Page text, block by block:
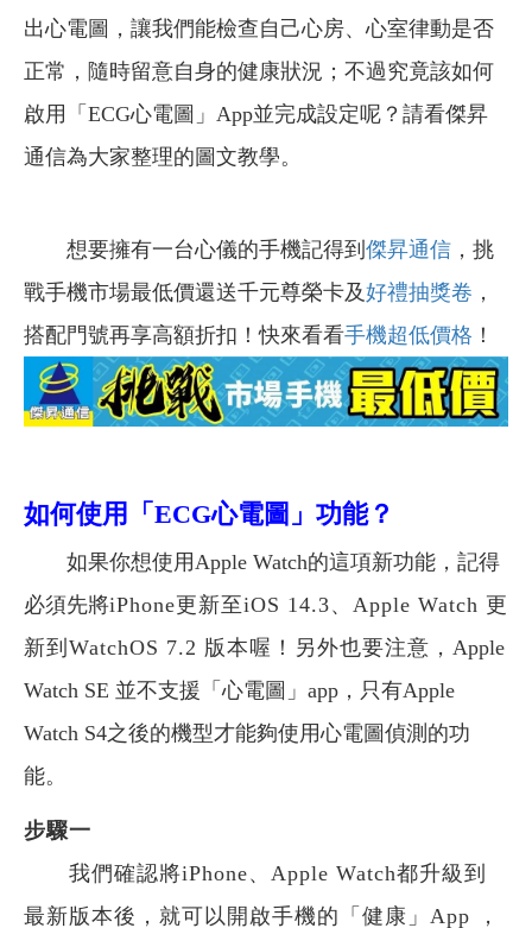
出心電圖，讓我們能檢查自己心房、心室律動是否
正常，隨時留意自身的健康狀況；不過究竟該如何
啟用「ECG心電圖」App並完成設定呢？請看傑昇
通信為大家整理的圖文教學。
想要擁有一台心儀的手機記得到 傑昇通信 ，挑
戰手機市場最低價還送千元尊榮卡及好禮抽獎卷 ，
搭配門號再享高額折扣！快來看看手機超低價格 ！
如何使用「ECG心電圖」功能？
如果你想使用 Apple Watch的這項新功能，記得
必須先將iPhone更新至iOS 14.3、Apple Watch 更
新到WatchOS 7.2 版本喔！另外也要注意， Apple
Watch SE 並不支援「心電圖」app，只有Apple
Watch S4之後的機型才能夠使用心電圖偵測的功
能。
步驟一
我們確認將iPhone、Apple Watch都升級到
最新版本後，就可以開啟手機的「健康」App ，